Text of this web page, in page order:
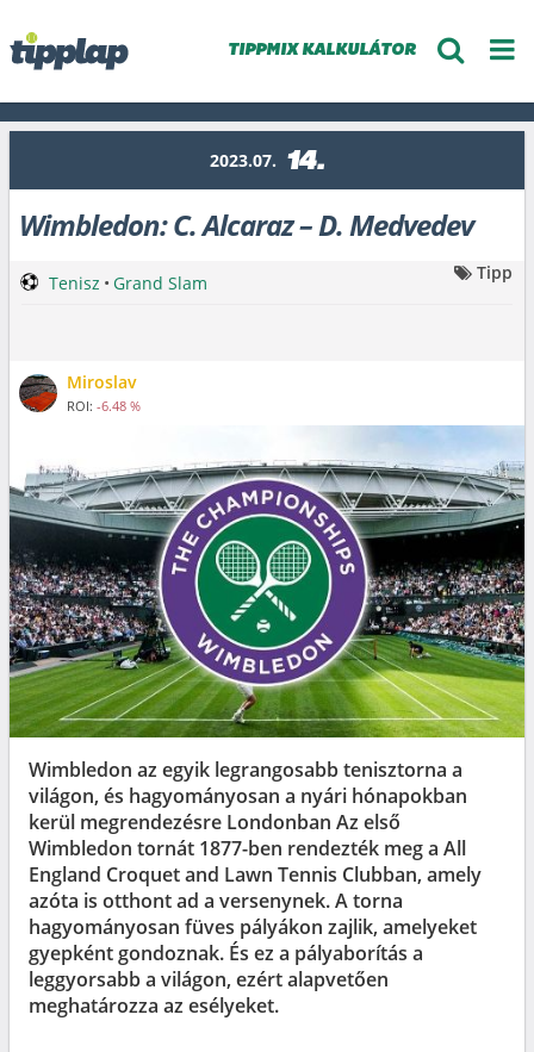
TIPPMIX KALKULÁTOR
2023.07. 14.
Wimbledon: C. Alcaraz – D. Medvedev
Miroslav
ROI: -6.48 %
Tenisz • Grand Slam Tipp
Wimbledon az egyik legrangosabb tenisztorna a
világon, és hagyományosan a nyári hónapokban
kerül megrendezésre Londonban Az első
Wimbledon tornát 1877-ben rendezték meg a All
England Croquet and Lawn Tennis Clubban, amely
azóta is otthont ad a versenynek. A torna
hagyományosan füves pályákon zajlik, amelyeket
gyepként gondoznak. És ez a pályaborítás a
leggyorsabb a világon, ezért alapvetően
meghatározza az esélyeket.